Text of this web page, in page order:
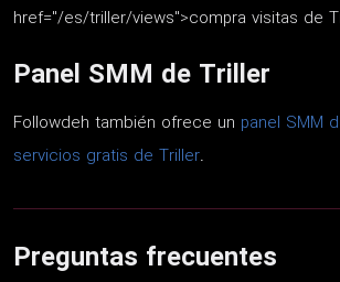
href="/es/triller/views">compra visitas de
Panel SMM de Triller
Followdeh también ofrece un panel SMM
servicios gratis de Triller.
Preguntas frecuentes